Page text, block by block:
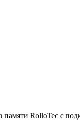
памяти RolloTec с